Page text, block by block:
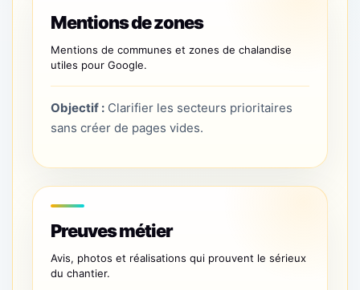
Mentions de zones
Mentions de communes et zones de chalandise
utiles pour Google.
Objectif : Clarifier les secteurs prioritaires
sans créer de pages vides.
Preuves métier
Avis, photos et réalisations qui prouvent le sérieux
du chantier.